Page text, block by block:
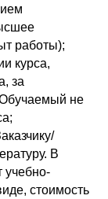
работы);
курса,
за
Обучаемый не
В
учебно-
стоимость